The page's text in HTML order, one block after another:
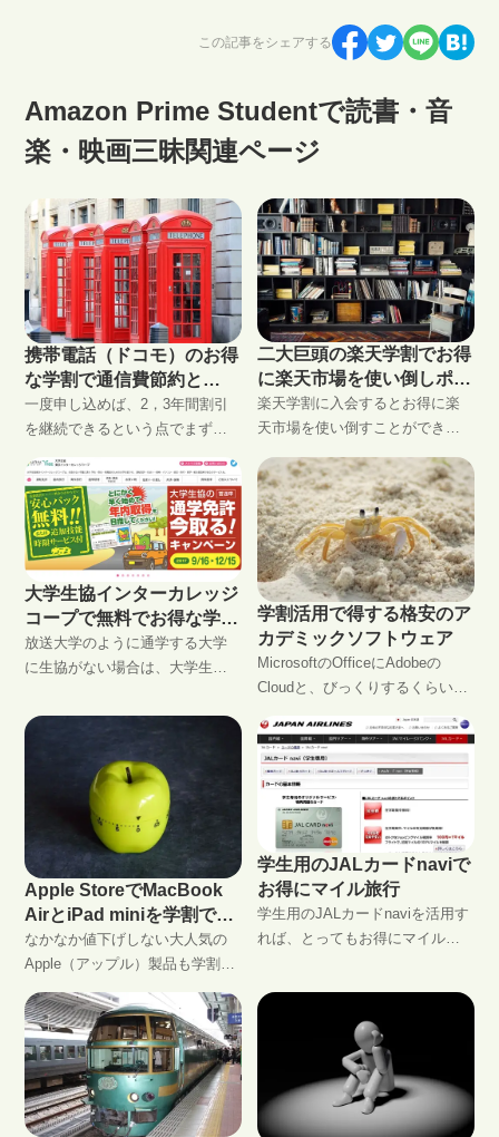
この記事をシェアする
Amazon Prime Studentで読書・音
楽・映画三昧関連ページ
携帯電話（ドコモ）のお得
な学割で通信費節約と
iPhone7へ乗り換え
一度申し込めば、2，3年間割引
を継続できるという点でまずは
ところです。キャリア・年度に
よって学割の内容が異なります
ので毎年確認しましょう。学割
が終わっても携帯代を安くする
方法はいろいろありますのでフ
ル活用していきましょう。
二大巨頭の楽天学割でお得
に楽天市場を使い倒しポイ
ント三昧
楽天学割に入会するとお得に楽
天市場を使い倒すことができま
の出費が苦しい学生にとって
は、Amazon Prime Studentと並
ぶ学割二大巨頭です。楽天ブッ
クスで購入する本・雑誌・マン
ガ・DVD・ゲーム等に10%もの
ポイントがもらえたり、楽天ト
ラベル4,000円クーポン等も充実
しています。
大学生協インターカレッジ
コープで無料でお得な学割
生活
放送大学のように通学する大学
に生協がない場合は、大学生協
無料で加入して学割の恩恵を受
ソコン機器・ソフトなど購入す
る方におすすめです。
学割活用で得する格安のア
カデミックソフトウェア
MicrosoftのOfficeにAdobeの
Cloudと、びっくりするくらい違
の価格。なかなか手が届かない
通常価格でも、学生兼社会人な
ら学割活用でお得で格安なアカ
デミック価格に手が届くので
す。
Apple StoreでMacBook
AirとiPad miniを学割でゲ
ット
なかなか値下げしない大人気の
Apple（アップル）製品も学割が
for Educationのサイトで、Macを
最大20,000円、iPadを最大3,000
円もお得にゲットできます。
学生用のJALカードnaviで
お得にマイル旅行
学生用のJALカードnaviを活用す
れば、とってもお得にマイルを
えクリアすれば入会することが
できますので旅行好きな方は是
非とも。さらにハピタス等のポ
イントサイト経由で入会すると
もっとお得になります！